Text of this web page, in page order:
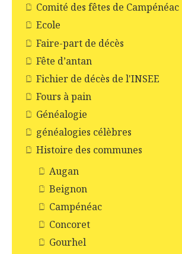
Comité des fêtes de Campénéac
Ecole
Faire-part de décès
Fête d’antan
Fichier de décès de l'INSEE
Fours à pain
Généalogie
généalogies célèbres
Histoire des communes
Augan
Beignon
Campénéac
Concoret
Gourhel